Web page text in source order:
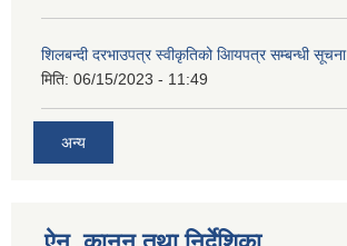
शिलबन्दी दरभाउपत्र स्वीकृतिको आियपत्र सम्बन्धी सूचना
मिति: 06/15/2023 - 11:49
अन्य